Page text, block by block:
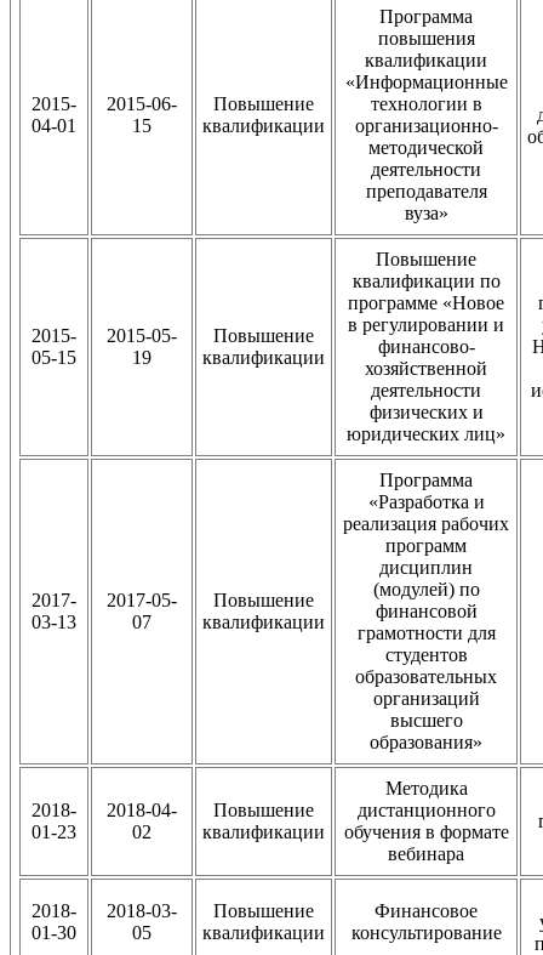
2015-
04-01
2015-06-
15
Повышение
квалификации
Программа
повышения
квалификации
«Информационные
технологии в
организационно-
методической
деятельности
преподавателя
вуза»
2015-
05-15
2015-05-
19
Повышение
квалификации
Повышение
квалификации по
программе «Новое
в регулировании и
финансово-
хозяйственной
деятельности
физических и
юридических лиц»
2017-
03-13
2017-05-
07
Повышение
квалификации
Программа
«Разработка и
реализация рабочих
программ
дисциплин
(модулей) по
финансовой
грамотности для
студентов
образовательных
организаций
высшего
образования»
2018-
01-23
2018-04-
02
Повышение
квалификации
Методика
дистанционного
обучения в формате
вебинара
2018-
01-30
2018-03-
05
Повышение
квалификации
Финансовое
консультирование